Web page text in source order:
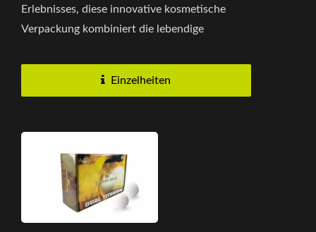
Erlebnisses, diese innovative kosmetische
Verpackung kombiniert die lebendige
Einzelheiten